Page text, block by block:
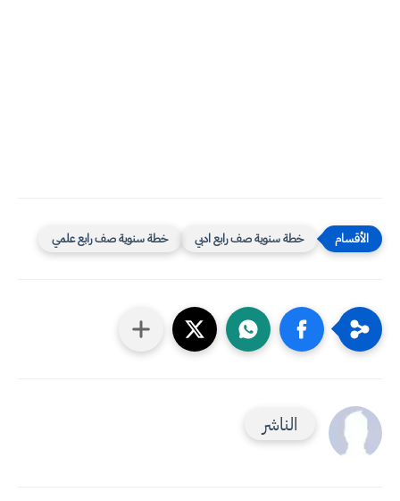
خطة سنوية صف رابع ادبي خطة سنوية صف رابع علمي
الناشر